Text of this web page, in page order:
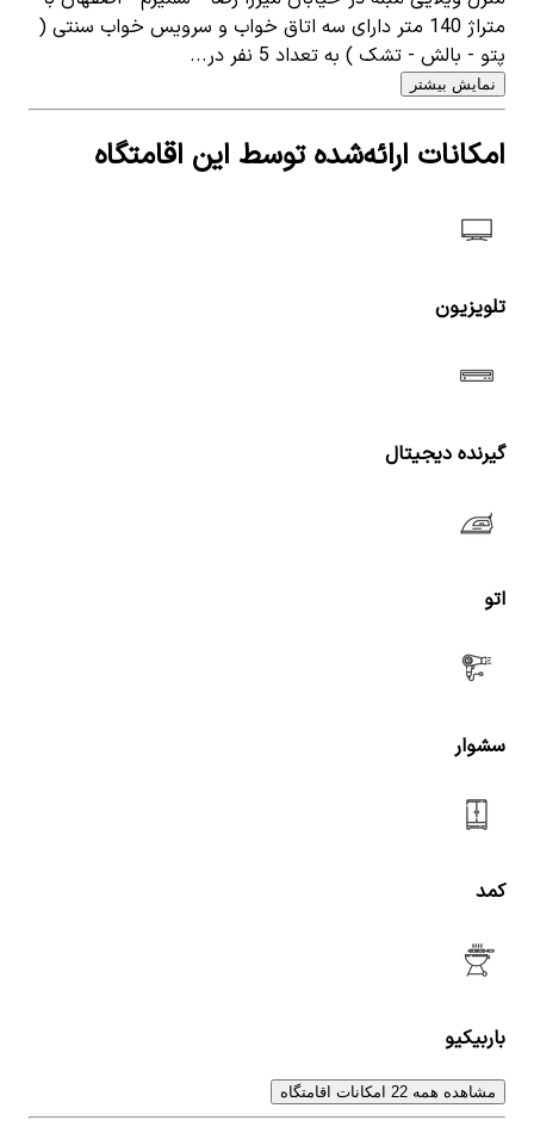
متراژ 140 متر دارای سه اتاق خواب و سرویس خواب سنتی (
پتو - بالش - تشک ) به تعداد 5 نفر در...
نمایش بیشتر
امکانات ارائه‌شده توسط این اقامتگاه
تلویزیون
گیرنده دیجیتال
اتو
سشوار
کمد
باربیکیو
مشاهده همه 22 امکانات اقامتگاه